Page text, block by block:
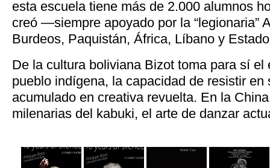
esta escuela tiene más de 2.000 alumnos
creó —siempre apoyado por la “legionaria”
Burdeos, Paquistán, África, Líbano y
De la cultura boliviana Bizot toma para sí el
pueblo indígena, la capacidad de resistir en
acumulado en creativa revuelta. En la
milenarias del kabuki, el arte de danzar